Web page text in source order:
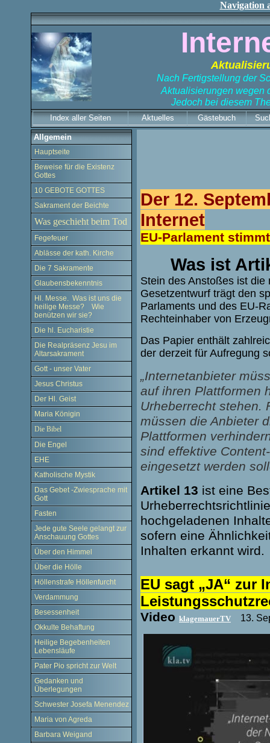
Navigation
Nach Fertigstellung der
Aktualisierungen wegen
Jedoch bei diesem
Index aller Seiten Aktuelles Gästebuch
Allgemein
Hauptseite
Beweise für die Existenz
Gottes
10 GEBOTE GOTTES
Sakrament der Beichte
Was geschieht beim Tod
Fegefeuer
Ablässe der kath. Kirche
Die 7 Sakramente
Glaubensbekenntnis
Hl. Messe. Was ist uns die
heilige Messe? Wie
benützen wir sie?
Die hl. Eucharistie
Die Realpräsenz Jesu im
Altarsakrament
Gott - unser Vater
Jesus Christus
Der Hl. Geist
Maria Königin
Die Bibel
Die Engel
EHE
Katholische Mystik
Das Gebet -Zwiesprache mit
Gott
Fasten
Jede gute Seele gelangt zur
Anschauung Gottes
Über den Himmel
Über die Hölle
Höllenstrafe Höllenfurcht
Verdammung
Besessenheit
Okkulte Behaftung
Heilige Begebenheiten
Lebensläufe
Pater Pio spricht zur Welt
Gedanken und
Überlegungen
Schwester Josefa Menendez
Maria von Agreda
Barbara Weigand
Der 12.
Internet
EU-Parlament
Was ist
Stein des Anstoßes ist
Gesetzentwurf trägt den
Parlaments und des EU-
Rechteinhaber von
Das Papier enthält
der derzeit für Aufregung
„Internetanbieter
auf ihren Plattformen
Urheberrecht stehen.
müssen die Anbieter
Plattformen
sind effektive
eingesetzt werden
Artikel 13 ist eine
hochgeladenen
sofern eine
Inhalten erkannt wird.
EU sagt „JA“ zur
Video klagemauerTV 13.